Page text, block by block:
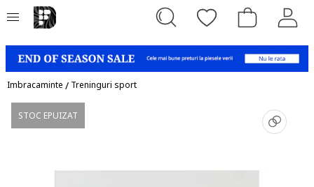
Imbracaminte / Treninguri sport
STOC EPUIZAT